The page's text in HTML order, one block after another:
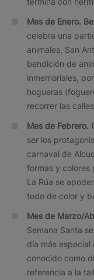
Mes de Enero.
celebra una
animales, San
bendición de
inmemoriales,
hogueras
recorrer las
Mes de Febrero.
ser los
carnaval de
formas y colores
La Rúa se
todo de color y
Mes de Marzo/
Semana Santa
día más especial
conocido como
referencia a la